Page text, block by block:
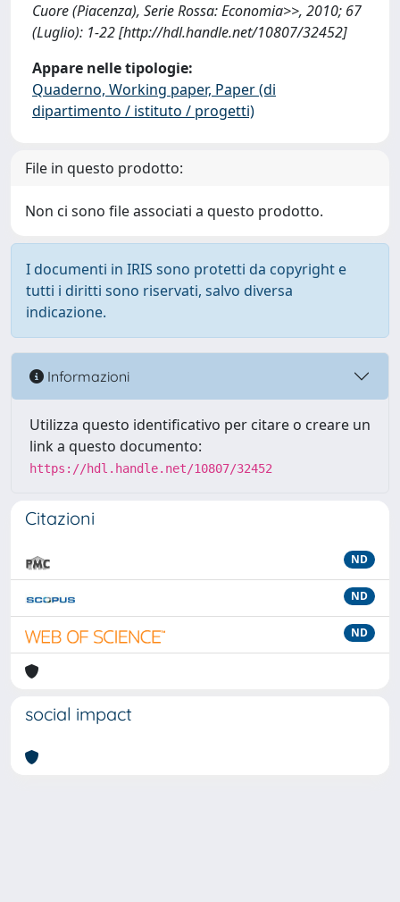
Cuore (Piacenza), Serie Rossa: Economia>>, 2010; 67
(Luglio): 1-22 [http://hdl.handle.net/10807/32452]
Appare nelle tipologie:
Quaderno, Working paper, Paper (di
dipartimento / istituto / progetti)
File in questo prodotto:
Non ci sono file associati a questo prodotto.
I documenti in IRIS sono protetti da copyright e
tutti i diritti sono riservati, salvo diversa
indicazione.
Informazioni
Utilizza questo identificativo per citare o creare un
link a questo documento:
https://hdl.handle.net/10807/32452
Citazioni
ND
ND
ND
social impact